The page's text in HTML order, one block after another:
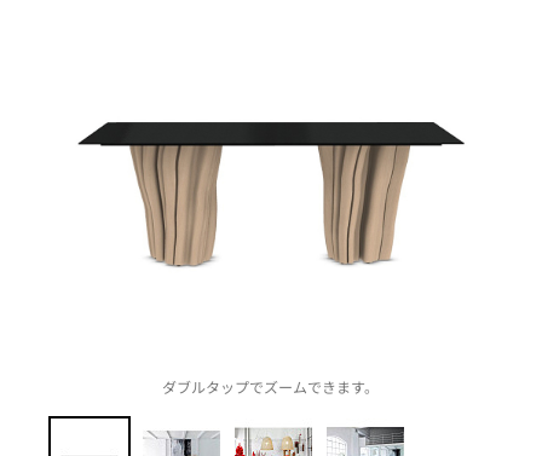
ダブルタップでズームできます。